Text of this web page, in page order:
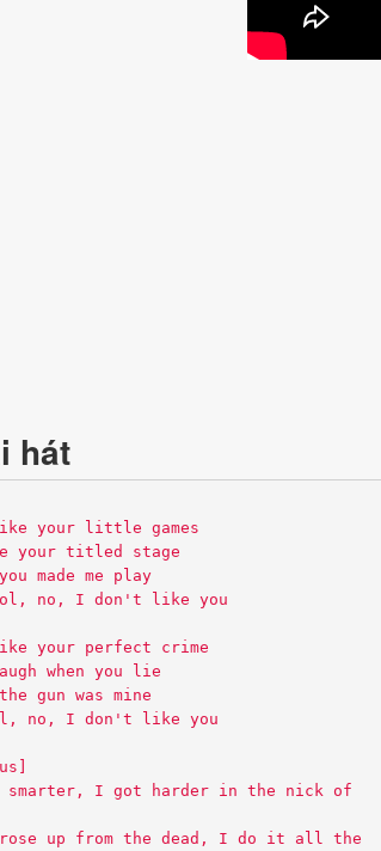
hát
your little games
your titled stage
made me play
no, I don't like you
your perfect crime
when you lie
gun was mine
no, I don't like you
smarter, I got harder in the nick of
up from the dead, I do it all the